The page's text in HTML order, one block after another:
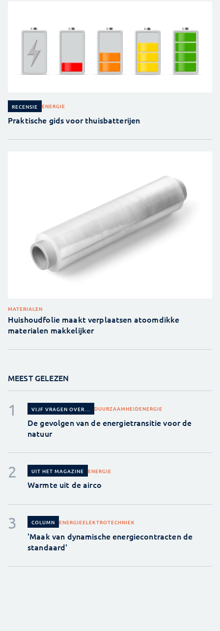
RECENSIE ENERGIE
Praktische gids voor thuisbatterijen
MATERIALEN
Huishoudfolie maakt verplaatsen atoomdikke
materialen makkelijker
MEEST GELEZEN
VIJF VRAGEN OVER... DUURZAAMHEIDENERGIE
De gevolgen van de energietransitie voor de
natuur
UIT HET MAGAZINE ENERGIE
Warmte uit de airco
COLUMN ENERGIEELEKTROTECHNIEK
'Maak van dynamische energiecontracten de
standaard'